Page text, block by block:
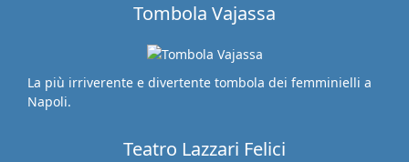
Tombola Vajassa
La più irriverente e divertente tombola dei femminielli a
Napoli.
Teatro Lazzari Felici